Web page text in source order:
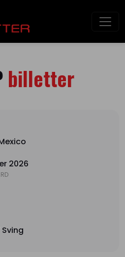
billetter
2026
Sving